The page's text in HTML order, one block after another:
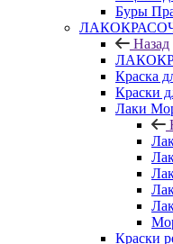
Буры
Назад
Краска
Краски
Лаки
Краски